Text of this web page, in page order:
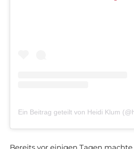
Ein Beitrag geteilt von Heidi Klum